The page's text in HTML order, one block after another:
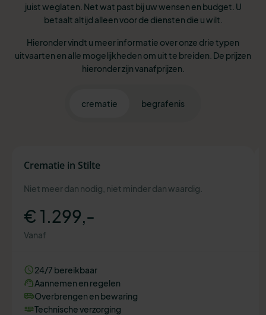
juist weglaten. Net wat past bij uw wensen en budget. U
betaalt altijd alleen voor de diensten die u wilt.
Hieronder vindt u meer informatie over onze drie typen
uitvaarten en alle mogelijkheden om uit te breiden. De prijzen
hieronder zijn vanafprijzen.
crematie begrafenis
Crematie in Stilte
Niet meer dan nodig, niet minder dan waardig.
€ 1.299,-
Vanaf
24/7 bereikbaar
Aannemen en regelen
Overbrengen en bewaring
Technische verzorging